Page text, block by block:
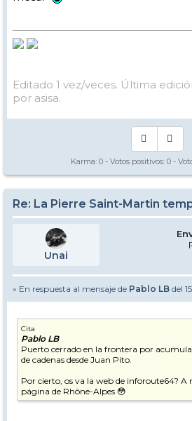
Editado 1 vez/veces. Última
por asisa.
Karma: 0 - Votos positivos: 0 -
Re: La Pierre Saint-Martin
Unai
» En respuesta al mensaje de Pablo LB del
Cita
Pablo LB
Puerto cerrado en la frontera por
de cadenas desde Juan Pito.
Por cierto, os va la web de inforoute64? A
página de Rhône-Alpes 😳